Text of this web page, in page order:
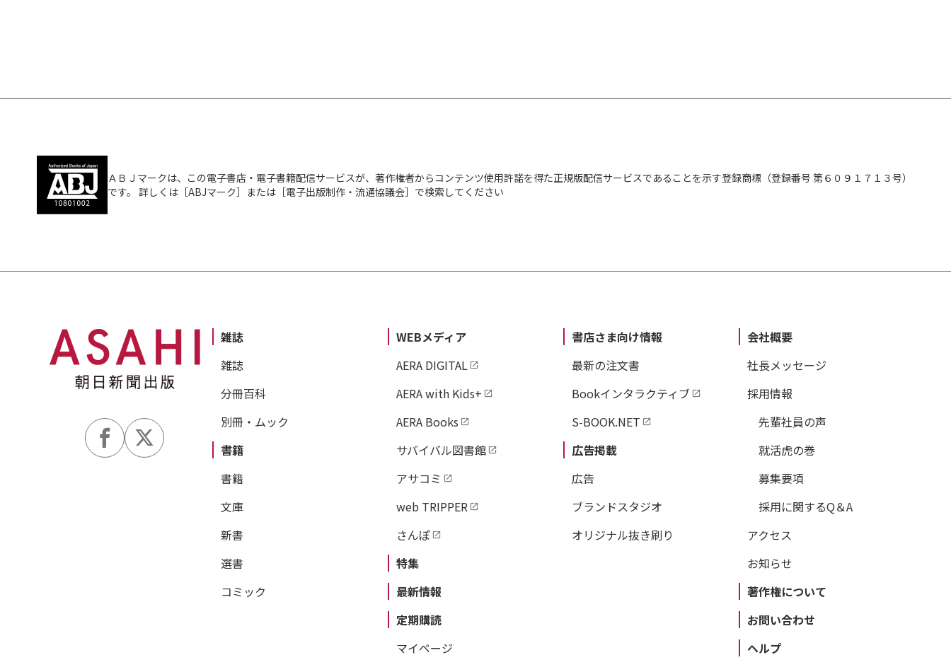
ＡＢＪマークは、この電子書店・電子書籍配信サービスが、著作権者からコンテンツ使用許諾を得た正規版配信サービスであることを示す登録商標（登録番号 第６０９１７１３号）
です。 詳しくは［ABJマーク］または［電子出版制作・流通協議会］で検索してください
雑誌
雑誌
分冊百科
別冊・ムック
書籍
書籍
文庫
新書
選書
コミック
WEBメディア
AERA DIGITAL
AERA with Kids+
AERA Books
サバイバル図書館
アサコミ
web TRIPPER
さんぽ
特集
最新情報
定期購読
マイページ
書店さま向け情報
最新の注文書
Bookインタラクティブ
S-BOOK.NET
広告掲載
広告
ブランドスタジオ
オリジナル抜き刷り
会社概要
社長メッセージ
採用情報
先輩社員の声
就活虎の巻
募集要項
採用に関するQ＆A
アクセス
お知らせ
著作権について
お問い合わせ
ヘルプ